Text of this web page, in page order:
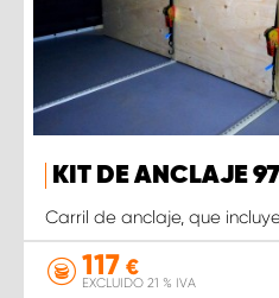
KIT DE ANCLAJE
Carril de anclaje, que
117 €
EXCLUIDO 21 % IVA